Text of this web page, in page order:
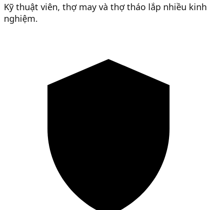
Kỹ thuật viên, thợ may và thợ tháo lắp nhiều kinh
nghiệm.